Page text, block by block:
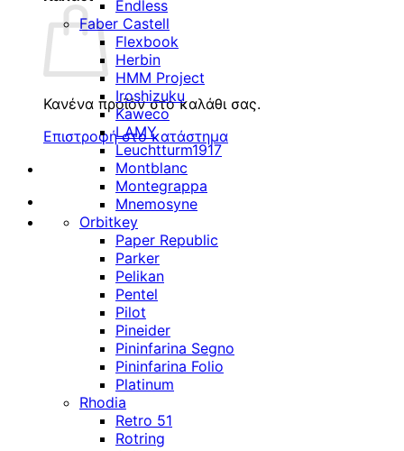
Κανένα προϊόν στο καλάθι σας.
Επιστροφή στο κατάστημα
Endless
Faber Castell
Flexbook
Herbin
HMM Project
Iroshizuku
Kaweco
LAMY
Leuchtturm1917
Montblanc
Montegrappa
Mnemosyne
Orbitkey
Paper Republic
Parker
Pelikan
Pentel
Pilot
Pineider
Pininfarina Segno
Pininfarina Folio
Platinum
Rhodia
Retro 51
Rotring